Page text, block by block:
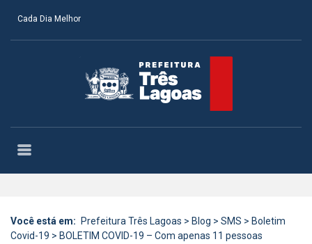
Cada Dia Melhor
Você está em: Prefeitura Três Lagoas > Blog > SMS > Boletim
Covid-19 > BOLETIM COVID-19 – Com apenas 11 pessoas